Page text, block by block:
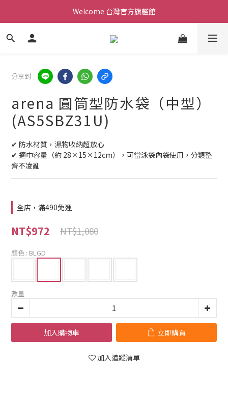
Welcome 台灣官方旗艦館
Welcome 台灣官方旗艦館
新會員加入現領折價200元。立即抵用。
分享到
arena 圓筒型防水袋（中型）
(AS5SBZ31U)
✔ 防水材質，濕物收納超放心
✔ 適中容量（約 28×15×12cm），可當泳袋內袋使用，分類整
齊不凌亂
全店，滿490免運
NT$972 NT$1,080
顏色 : BLGD
數量
加入購物車 立即購買
加入追蹤清單